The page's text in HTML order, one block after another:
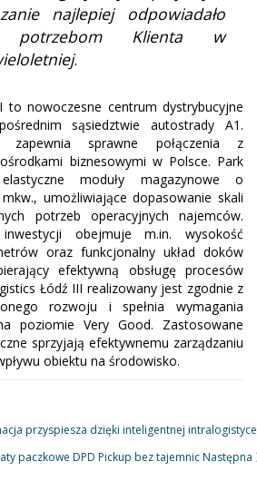
najlepiej odpowiadało
potrzebom Klienta w
.
to nowoczesne centrum dystrybucyjne
sąsiedztwie autostrady A1.
zapewnia sprawne połączenia z
biznesowymi w Polsce. Park
moduły magazynowe o
umożliwiające dopasowanie skali
potrzeb operacyjnych najemców.
obejmuje m.in. wysokość
oraz funkcjonalny układ doków
efektywną obsługę procesów
Łódź III realizowany jest zgodnie z
rozwoju i spełnia wymagania
poziomie Very Good. Zastosowane
sprzyjają efektywnemu zarządzaniu
obiektu na środowisko.
przyspiesza dzięki inteligentnej
paczkowe DPD Pickup bez tajemnicNastępna